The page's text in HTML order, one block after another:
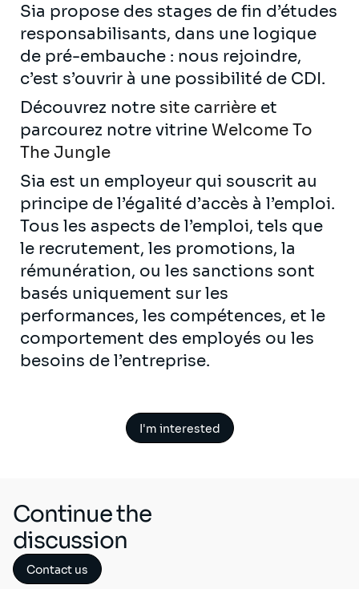
Sia propose des stages de fin d’études
responsabilisants, dans une logique
de pré-embauche : nous rejoindre,
c’est s’ouvrir à une possibilité de CDI.
Découvrez notre site carrière et
parcourez notre vitrine Welcome To
The Jungle
Sia est un employeur qui souscrit au
principe de l’égalité d’accès à l’emploi.
Tous les aspects de l’emploi, tels que
le recrutement, les promotions, la
rémunération, ou les sanctions sont
basés uniquement sur les
performances, les compétences, et le
comportement des employés ou les
besoins de l’entreprise.
I'm interested
Continue the
discussion
Contact us